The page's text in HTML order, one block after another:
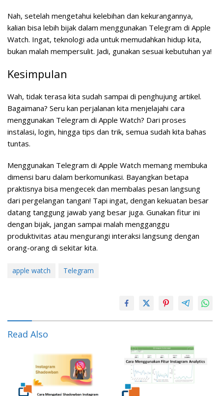
Nah, setelah mengetahui kelebihan dan kekurangannya,
kalian bisa lebih bijak dalam menggunakan Telegram di Apple
Watch. Ingat, teknologi ada untuk memudahkan hidup kita,
bukan malah mempersulit. Jadi, gunakan sesuai kebutuhan ya!
Kesimpulan
Wah, tidak terasa kita sudah sampai di penghujung artikel.
Bagaimana? Seru kan perjalanan kita menjelajahi cara
menggunakan Telegram di Apple Watch? Dari proses
instalasi, login, hingga tips dan trik, semua sudah kita bahas
tuntas.
Menggunakan Telegram di Apple Watch memang membuka
dimensi baru dalam berkomunikasi. Bayangkan betapa
praktisnya bisa mengecek dan membalas pesan langsung
dari pergelangan tangan! Tapi ingat, dengan kekuatan besar
datang tanggung jawab yang besar juga. Gunakan fitur ini
dengan bijak, jangan sampai malah mengganggu
produktivitas atau mengurangi interaksi langsung dengan
orang-orang di sekitar kita.
apple watch Telegram
Read Also